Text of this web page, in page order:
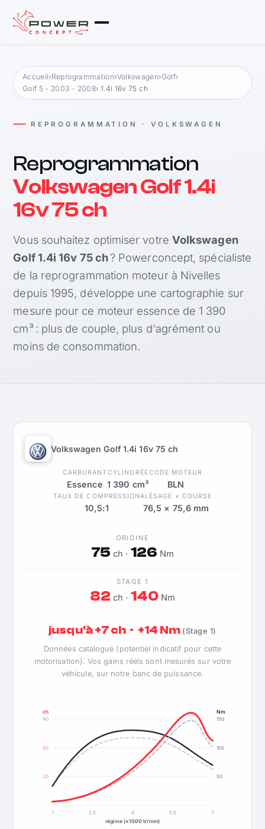
Accueil›Reprogrammation›Volkswagen›Golf›
Golf 5 - 2003 - 2008› 1.4i 16v 75 ch
REPROGRAMMATION · VOLKSWAGEN
Reprogrammation
Volkswagen Golf 1.4i
16v 75 ch
Vous souhaitez optimiser votre Volkswagen
Golf 1.4i 16v 75 ch? Powerconcept, spécialiste
de la reprogrammation moteur à Nivelles
depuis 1995, développe une cartographie sur
mesure pour ce moteur essence de 1 390
cm³ : plus de couple, plus d'agrément ou
moins de consommation.
Volkswagen Golf 1.4i 16v 75 ch
CARBURANT
Essence
CYLINDRÉE
1 390 cm³
CODE MOTEUR
BLN
TAUX DE COMPRESSION
10,5:1
ALÉSAGE × COURSE
76,5 × 75,6 mm
ORIGINE
75 ch · 126 Nm
STAGE 1
82 ch · 140Nm
jusqu'à +7 ch · +14 Nm (Stage 1)
Données catalogue (potentiel indicatif pour cette
motorisation). Vos gains réels sont mesurés sur votre
véhicule, sur notre banc de puissance.
30
60
90
50
100
150
ch Nm
1 2,5 4 5,5
7
régime (×1000 tr/min)